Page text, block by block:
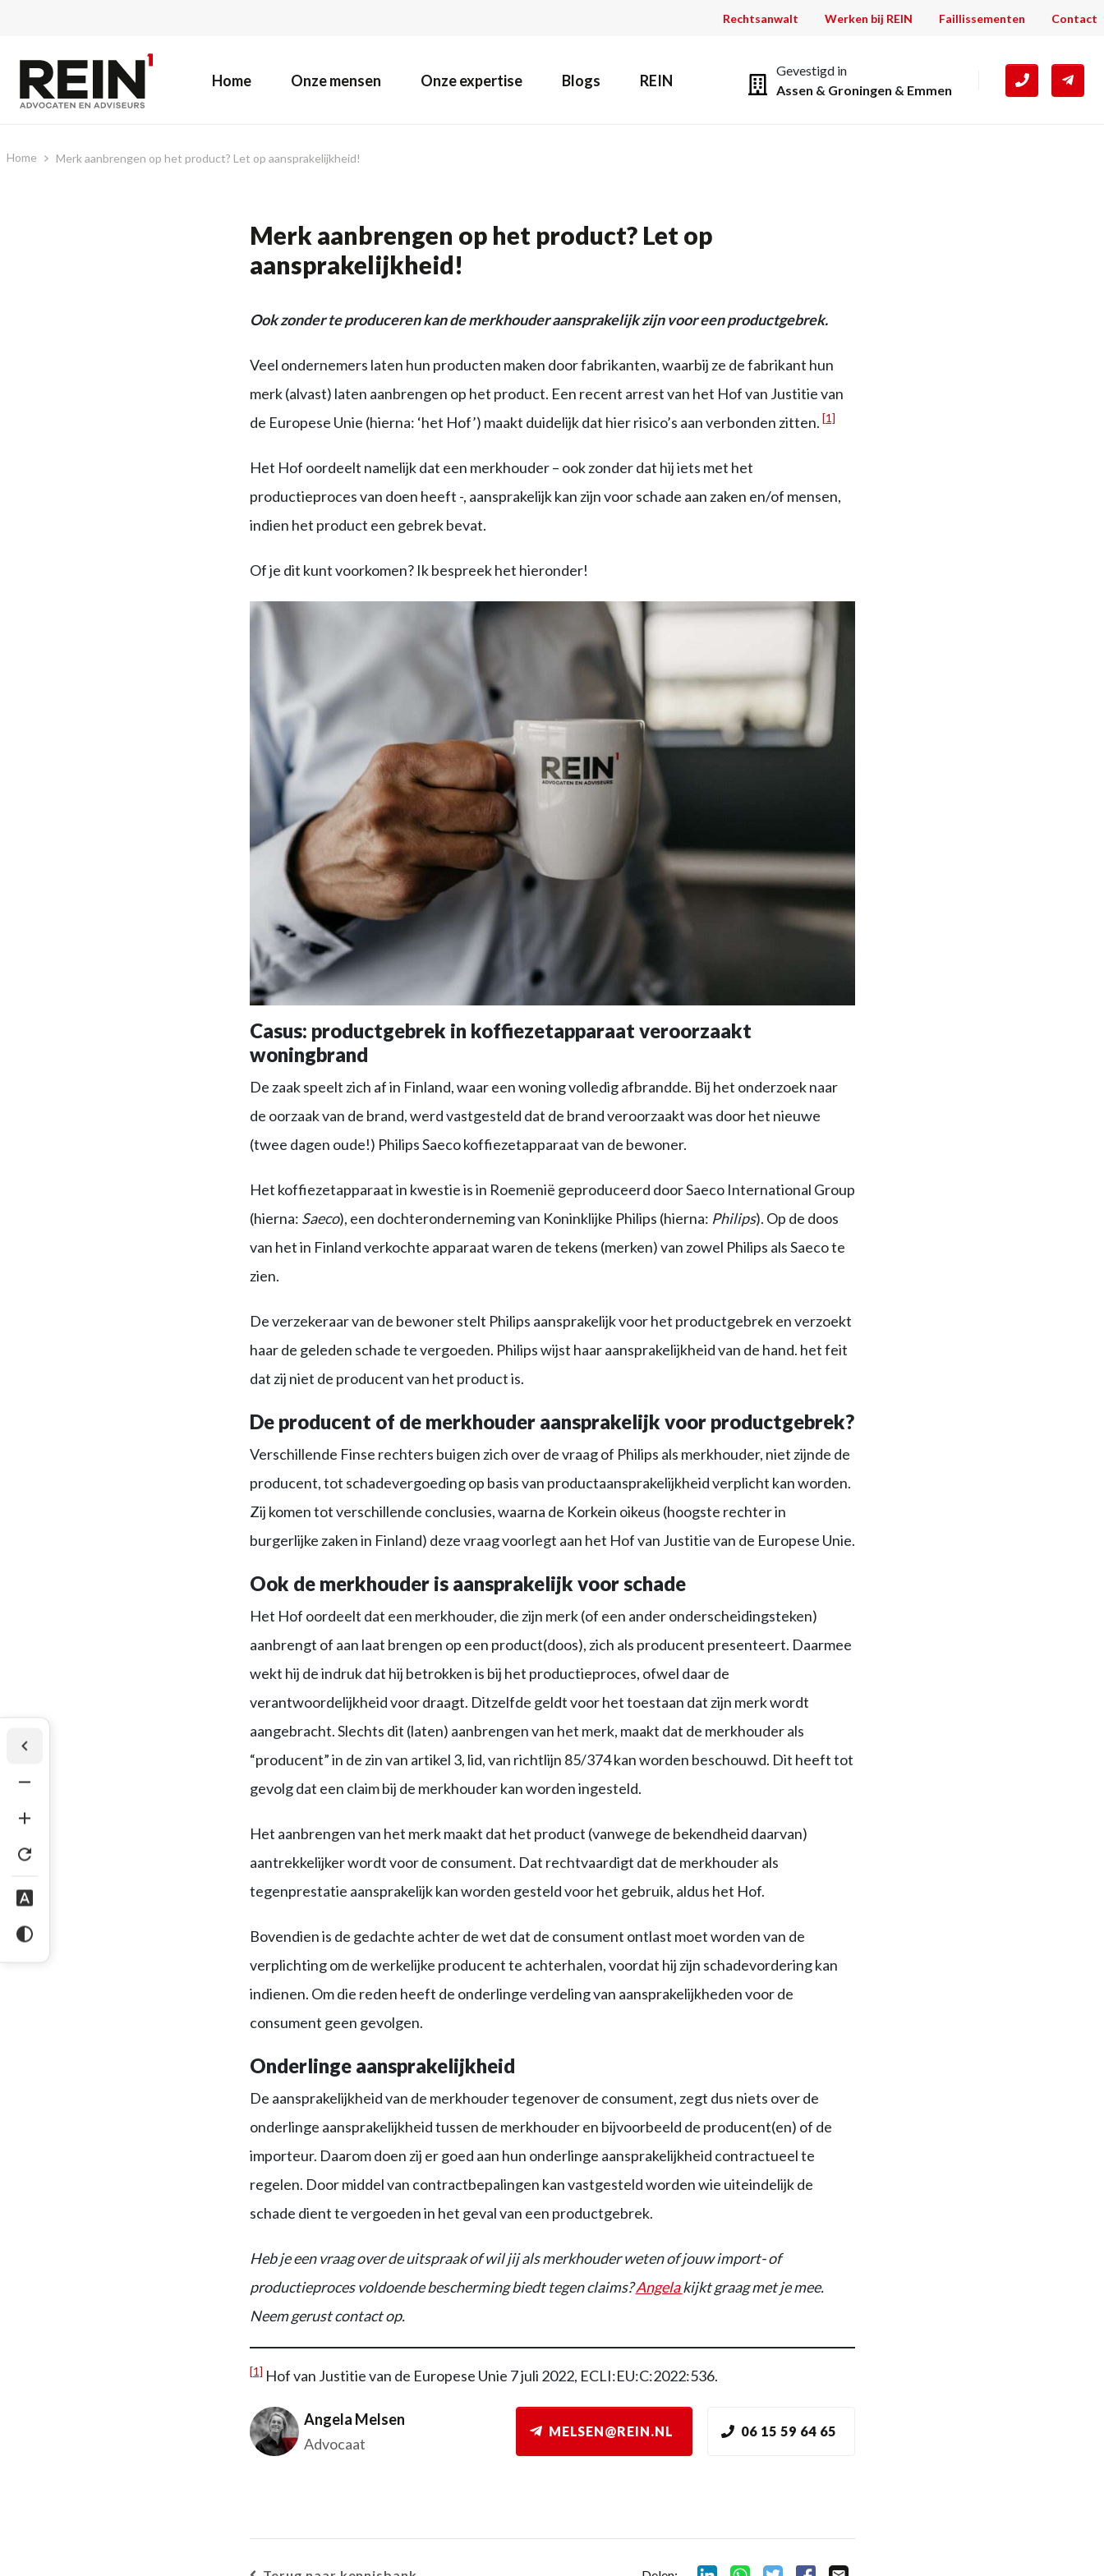
Rechtsanwalt Werken bij REIN Faillissementen Contact
Home Onze mensen Onze expertise Blogs REIN
Gevestigd in
Assen & Groningen & Emmen
Home Merk aanbrengen op het product? Let op aansprakelijkheid!
Merk aanbrengen op het product? Let op
aansprakelijkheid!
Ook zonder te produceren kan de merkhouder aansprakelijk zijn voor een productgebrek.
Veel ondernemers laten hun producten maken door fabrikanten, waarbij ze de fabrikant hun
merk (alvast) laten aanbrengen op het product. Een recent arrest van het Hof van Justitie van
de Europese Unie (hierna: ‘het Hof’) maakt duidelijk dat hier risico’s aan verbonden zitten. [1]
Het Hof oordeelt namelijk dat een merkhouder – ook zonder dat hij iets met het
productieproces van doen heeft -, aansprakelijk kan zijn voor schade aan zaken en/of mensen,
indien het product een gebrek bevat.
Of je dit kunt voorkomen? Ik bespreek het hieronder!
Casus: productgebrek in koffiezetapparaat veroorzaakt
woningbrand
De zaak speelt zich af in Finland, waar een woning volledig afbrandde. Bij het onderzoek naar
de oorzaak van de brand, werd vastgesteld dat de brand veroorzaakt was door het nieuwe
(twee dagen oude!) Philips Saeco koffiezetapparaat van de bewoner.
Het koffiezetapparaat in kwestie is in Roemenië geproduceerd door Saeco International Group
(hierna: Saeco), een dochteronderneming van Koninklijke Philips (hierna: Philips). Op de doos
van het in Finland verkochte apparaat waren de tekens (merken) van zowel Philips als Saeco te
zien.
De verzekeraar van de bewoner stelt Philips aansprakelijk voor het productgebrek en verzoekt
haar de geleden schade te vergoeden. Philips wijst haar aansprakelijkheid van de hand. het feit
dat zij niet de producent van het product is.
De producent of de merkhouder aansprakelijk voor productgebrek?
Verschillende Finse rechters buigen zich over de vraag of Philips als merkhouder, niet zijnde de
producent, tot schadevergoeding op basis van productaansprakelijkheid verplicht kan worden.
Zij komen tot verschillende conclusies, waarna de Korkein oikeus (hoogste rechter in
burgerlijke zaken in Finland) deze vraag voorlegt aan het Hof van Justitie van de Europese Unie.
Ook de merkhouder is aansprakelijk voor schade
Het Hof oordeelt dat een merkhouder, die zijn merk (of een ander onderscheidingsteken)
aanbrengt of aan laat brengen op een product(doos), zich als producent presenteert. Daarmee
wekt hij de indruk dat hij betrokken is bij het productieproces, ofwel daar de
verantwoordelijkheid voor draagt. Ditzelfde geldt voor het toestaan dat zijn merk wordt
aangebracht. Slechts dit (laten) aanbrengen van het merk, maakt dat de merkhouder als
“producent” in de zin van artikel 3, lid, van richtlijn 85/374 kan worden beschouwd. Dit heeft tot
gevolg dat een claim bij de merkhouder kan worden ingesteld.
Het aanbrengen van het merk maakt dat het product (vanwege de bekendheid daarvan)
aantrekkelijker wordt voor de consument. Dat rechtvaardigt dat de merkhouder als
tegenprestatie aansprakelijk kan worden gesteld voor het gebruik, aldus het Hof.
Bovendien is de gedachte achter de wet dat de consument ontlast moet worden van de
verplichting om de werkelijke producent te achterhalen, voordat hij zijn schadevordering kan
indienen. Om die reden heeft de onderlinge verdeling van aansprakelijkheden voor de
consument geen gevolgen.
Onderlinge aansprakelijkheid
De aansprakelijkheid van de merkhouder tegenover de consument, zegt dus niets over de
onderlinge aansprakelijkheid tussen de merkhouder en bijvoorbeeld de producent(en) of de
importeur. Daarom doen zij er goed aan hun onderlinge aansprakelijkheid contractueel te
regelen. Door middel van contractbepalingen kan vastgesteld worden wie uiteindelijk de
schade dient te vergoeden in het geval van een productgebrek.
Heb je een vraag over de uitspraak of wil jij als merkhouder weten of jouw import- of
productieproces voldoende bescherming biedt tegen claims?Angelakijkt graag met je mee.
Neem gerust contact op.
[1] Hof van Justitie van de Europese Unie 7 juli 2022, ECLI:EU:C:2022:536.
Angela Melsen
Advocaat
MELSEN@REIN.NL 06 15 59 64 65